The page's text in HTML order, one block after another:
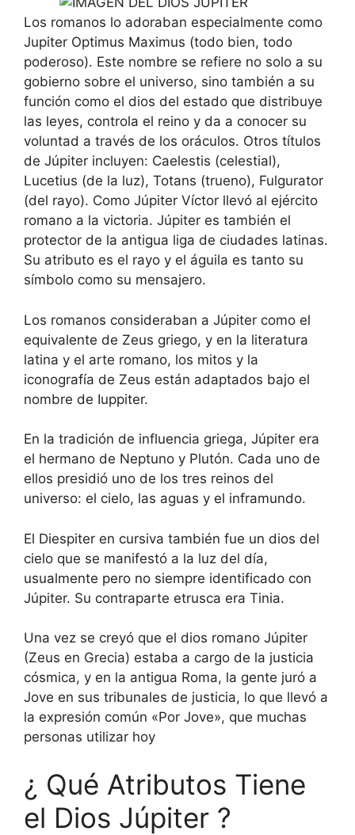
Los romanos lo adoraban especialmente como
Jupiter Optimus Maximus (todo bien, todo
poderoso). Este nombre se refiere no solo a su
gobierno sobre el universo, sino también a su
función como el dios del estado que distribuye
las leyes, controla el reino y da a conocer su
voluntad a través de los oráculos. Otros títulos
de Júpiter incluyen: Caelestis (celestial),
Lucetius (de la luz), Totans (trueno), Fulgurator
(del rayo). Como Júpiter Víctor llevó al ejército
romano a la victoria. Júpiter es también el
protector de la antigua liga de ciudades latinas.
Su atributo es el rayo y el águila es tanto su
símbolo como su mensajero.
Los romanos consideraban a Júpiter como el
equivalente de Zeus griego, y en la literatura
latina y el arte romano, los mitos y la
iconografía de Zeus están adaptados bajo el
nombre de Iuppiter.
En la tradición de influencia griega, Júpiter era
el hermano de Neptuno y Plutón. Cada uno de
ellos presidió uno de los tres reinos del
universo: el cielo, las aguas y el inframundo.
El Diespiter en cursiva también fue un dios del
cielo que se manifestó a la luz del día,
usualmente pero no siempre identificado con
Júpiter. Su contraparte etrusca era Tinia.
Una vez se creyó que el dios romano Júpiter
(Zeus en Grecia) estaba a cargo de la justicia
cósmica, y en la antigua Roma, la gente juró a
Jove en sus tribunales de justicia, lo que llevó a
la expresión común «Por Jove», que muchas
personas utilizar hoy
¿ Qué Atributos Tiene
el Dios Júpiter ?